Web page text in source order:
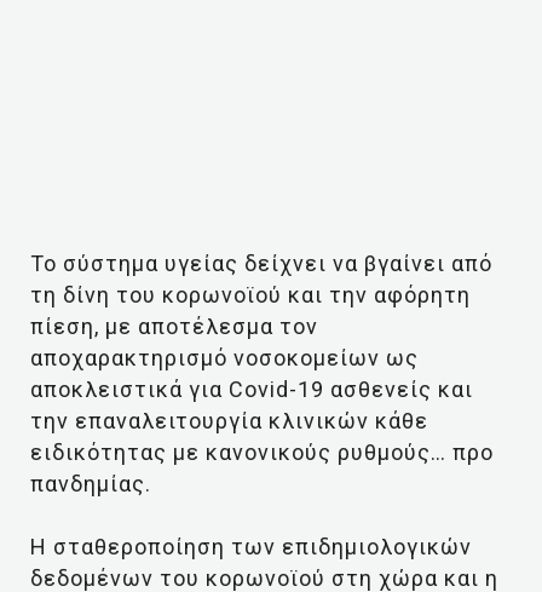
Το σύστημα υγείας δείχνει να βγαίνει από
τη δίνη του κορωνοϊού και την αφόρητη
πίεση, με αποτέλεσμα τον
αποχαρακτηρισμό νοσοκομείων ως
αποκλειστικά για Covid-19 ασθενείς και
την επαναλειτουργία κλινικών κάθε
ειδικότητας με κανονικούς ρυθμούς… προ
πανδημίας.
Η σταθεροποίηση των επιδημιολογικών
δεδομένων του κορωνοϊού στη χώρα και η